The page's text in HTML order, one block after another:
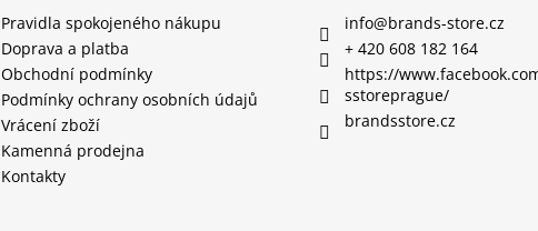
Pravidla spokojeného nákupu
Doprava a platba
Obchodní podmínky
Podmínky ochrany osobních údajů
Vrácení zboží
Kamenná prodejna
Kontakty
info@brands-store.cz
+ 420 608 182 164
https://
sstoreprague/
brandsstore.cz